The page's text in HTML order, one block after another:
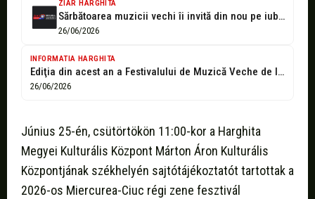
ZIAR HARGHITA
Sărbătoarea muzicii vechi îi invită din nou pe iubitorii de cultură la...
26/06/2026
INFORMATIA HARGHITA
Ediţia din acest an a Festivalului de Muzică Veche de la Miercurea-Ciuc...
26/06/2026
Június 25-én, csütörtökön 11:00-kor a Harghita
Megyei Kulturális Központ Márton Áron Kulturális
Központjának székhelyén sajtótájékoztatót tartottak a
2026-os Miercurea-Ciuc régi zene fesztivál